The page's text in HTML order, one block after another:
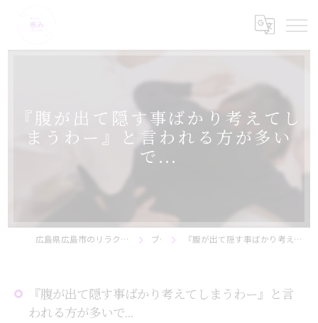
『腹が出て隠す事ばかり考えてし
まうわー』と言われる方が多い
で...
広島県広島市のリラクゼーションなら美骨サロン恵み ブログ 『腹が出て隠す事ばかり考えてしまうわー』と言われる方が多いで...
『腹が出て隠す事ばかり考えてしまうわー』と言
われる方が多いで...